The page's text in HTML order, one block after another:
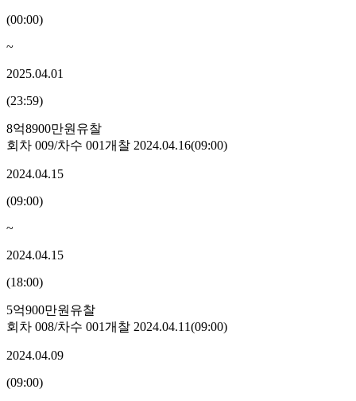
(00:00)
~
2025.04.01
(23:59)
8억8900만원 유찰
회차 009/차수 001개찰 2024.04.16(09:00)
2024.04.15
(09:00)
~
2024.04.15
(18:00)
5억900만원 유찰
회차 008/차수 001개찰 2024.04.11(09:00)
2024.04.09
(09:00)